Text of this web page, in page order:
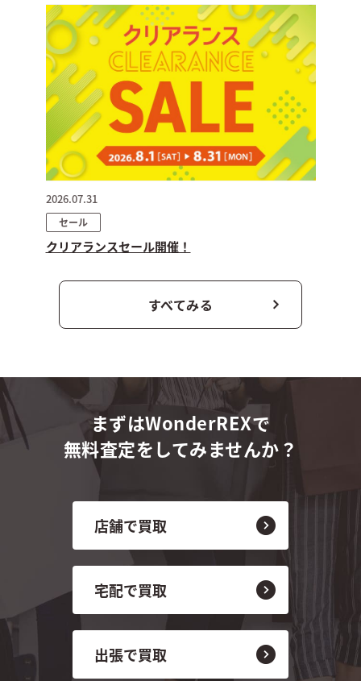
2026.07.31
セール
クリアランスセール開催！
すべてみる
まずはWonderREXで
無料査定をしてみませんか？
店舗で買取
宅配で買取
出張で買取